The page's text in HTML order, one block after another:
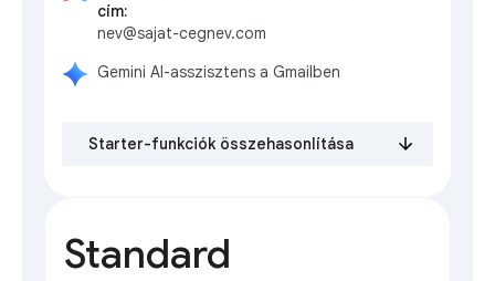
cím:
nev@sajat-cegnev.com
Gemini AI-asszisztens a Gmailben
Starter-funkciók összehasonlítása
Standard